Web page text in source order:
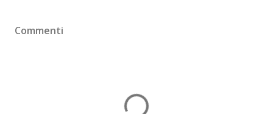
Commenti